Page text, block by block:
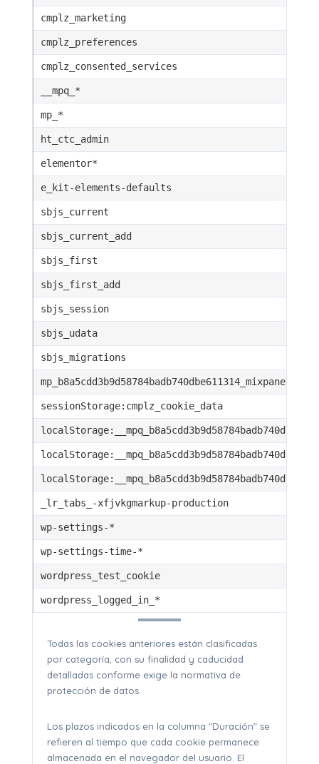
cmplz_marketing
cmplz_preferences
cmplz_consented_services
__mpq_*
mp_*
ht_ctc_admin
elementor*
e_kit-elements-defaults
sbjs_current
sbjs_current_add
sbjs_first
sbjs_first_add
sbjs_session
sbjs_udata
sbjs_migrations
mp_b8a5cdd3b9d58784badb740dbe611314_mixpanel
sessionStorage:cmplz_cookie_data
_lr_tabs_-xfjvkgmarkup-production
wp-settings-*
wp-settings-time-*
wordpress_test_cookie
wordpress_logged_in_*
Todas las cookies anteriores están clasificadas
por categoría, con su finalidad y caducidad
detalladas conforme exige la normativa de
protección de datos.
Los plazos indicados en la columna "Duración" se
refieren al tiempo que cada cookie permanece
almacenada en el navegador del usuario. El